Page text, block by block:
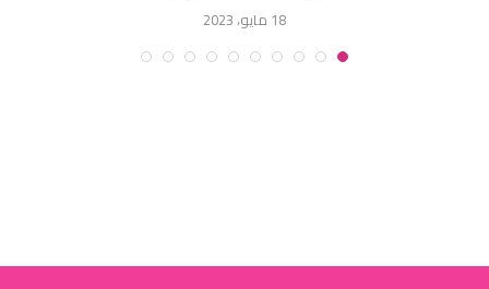
18 مايو، 2023